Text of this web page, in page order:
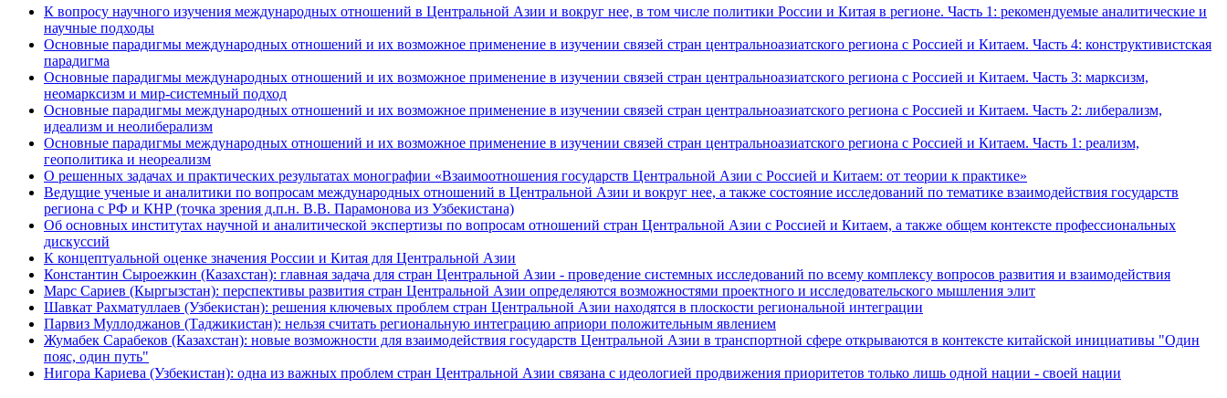
К вопросу научного изучения международных отношений в Центральной Азии и вокруг нее, в том числе политики России и Китая в регионе. Часть 1: рекомендуемые аналитические и
научные подходы
Основные парадигмы международных отношений и их возможное применение в изучении связей стран центральноазиатского региона с Россией и Китаем. Часть 4: конструктивистская
парадигма
Основные парадигмы международных отношений и их возможное применение в изучении связей стран центральноазиатского региона с Россией и Китаем. Часть 3: марксизм,
неомарксизм и мир-системный подход
Основные парадигмы международных отношений и их возможное применение в изучении связей стран центральноазиатского региона с Россией и Китаем. Часть 2: либерализм,
идеализм и неолиберализм
Основные парадигмы международных отношений и их возможное применение в изучении связей стран центральноазиатского региона с Россией и Китаем. Часть 1: реализм,
геополитика и неореализм
О решенных задачах и практических результатах монографии «Взаимоотношения государств Центральной Азии с Россией и Китаем: от теории к практике»
Ведущие ученые и аналитики по вопросам международных отношений в Центральной Азии и вокруг нее, а также состояние исследований по тематике взаимодействия государств
региона с РФ и КНР (точка зрения д.п.н. В.В. Парамонова из Узбекистана)
Об основных институтах научной и аналитической экспертизы по вопросам отношений стран Центральной Азии с Россией и Китаем, а также общем контексте профессиональных
дискуссий
К концептуальной оценке значения России и Китая для Центральной Азии
Константин Сыроежкин (Казахстан): главная задача для стран Центральной Азии - проведение системных исследований по всему комплексу вопросов развития и взаимодействия
Марс Сариев (Кыргызстан): перспективы развития стран Центральной Азии определяются возможностями проектного и исследовательского мышления элит
Шавкат Рахматуллаев (Узбекистан): решения ключевых проблем стран Центральной Азии находятся в плоскости региональной интеграции
Парвиз Муллоджанов (Таджикистан): нельзя считать региональную интеграцию априори положительным явлением
Жумабек Сарабеков (Казахстан): новые возможности для взаимодействия государств Центральной Азии в транспортной сфере открываются в контексте китайской инициативы "Один
пояс, один путь"
Нигора Кариева (Узбекистан): одна из важных проблем стран Центральной Азии связана с идеологией продвижения приоритетов только лишь одной нации - своей нации